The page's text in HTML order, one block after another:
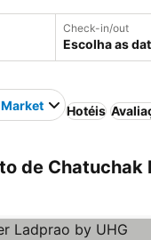
Check-in/out
Escolha as
Hotéis
de Chatuchak